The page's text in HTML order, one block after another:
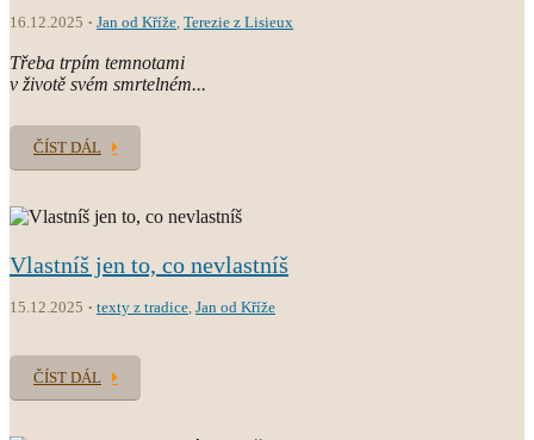
16.12.2025 Jan od Kříže Terezie z Lisieux
Třeba trpím temnotami
v životě svém smrtelném...
ČÍST DÁL
Vlastníš jen to, co nevlastníš
15.12.2025 texty z tradice Jan od Kříže
ČÍST DÁL